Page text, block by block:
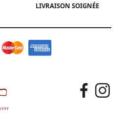
LIVRAISON SOIGNÉE